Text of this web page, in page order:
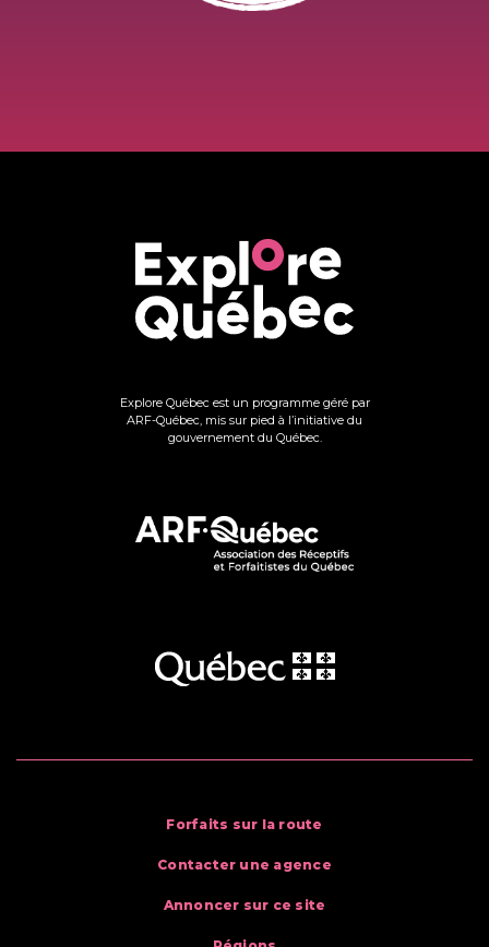
Explore Québec est un programme géré par
ARF-Québec, mis sur pied à l’initiative du
gouvernement du Québec.
Forfaits sur la route
Contacter une agence
Annoncer sur ce site